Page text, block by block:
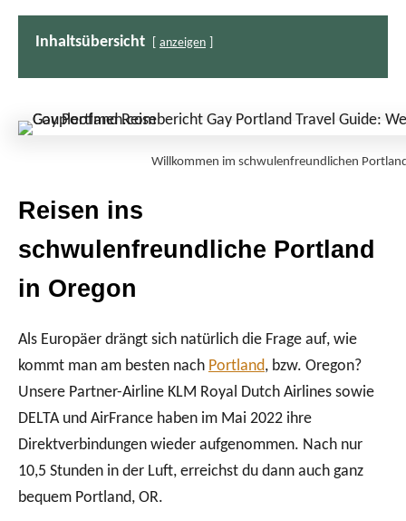
Inhaltsübersicht anzeigen
Willkommen im schwulenfreundlichen
Reisen ins
schwulenfreundliche Portland
in Oregon
Als Europäer drängt sich natürlich die Frage auf, wie
kommt man am besten nach Portland, bzw. Oregon?
Unsere Partner-Airline KLM Royal Dutch Airlines sowie
DELTA und AirFrance haben im Mai 2022 ihre
Direktverbindungen wieder aufgenommen. Nach nur
10,5 Stunden in der Luft, erreichst du dann auch ganz
bequem Portland, OR.